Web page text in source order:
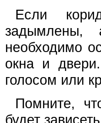
Если
задымлены,
необходимо
окна и
голосом или
Помните,
будет